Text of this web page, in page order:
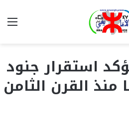
استقرار جنود
منذ القرن الثامن